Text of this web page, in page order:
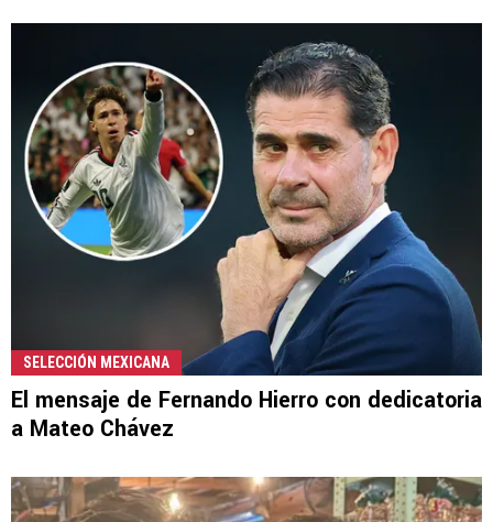
SELECCIÓN MEXICANA
El mensaje de Fernando Hierro con dedicatoria
a Mateo Chávez